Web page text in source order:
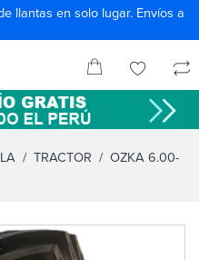
llantas en solo lugar. Envíos a
/ TRACTOR / OZKA 6.00-